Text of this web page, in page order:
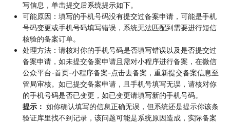
写信息，单击提交后系统提示如下。
可能原因：填写的手机号码没有提交过备案申请，可能是手机
号码变更或手机号码填写错误，系统无法匹配到需要进行短信
核验的备案订单。
处理方法：请核对你的手机号码是否填写错误以及是否提交过
备案申请，如未提交备案申请且需对小程序进行备案，在微信
公众平台-首页-小程序备案-点击去备案，重新提交备案信息至
管局审核。如已提交备案申请，且手机号填写无误，请核对你
的手机号码是否已变更，如已变更请填写新的手机号码。
提示： 如你确认填写的信息正确无误，但系统还是提示你该条
验证库里找不到记录，该问题可能是系统原因造成，实际备案